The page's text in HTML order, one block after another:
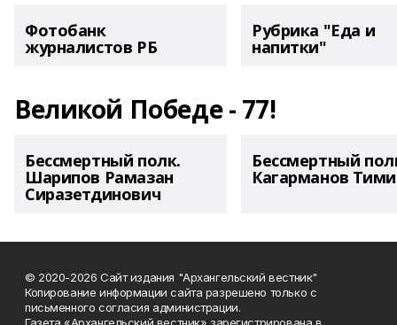
Фотобанк
журналистов РБ
Рубрика "Еда и
напитки"
Великой Победе - 77!
Бессмертный полк.
Шарипов Рамазан
Сиразетдинович
Бессмертный
Кагарманов
© 2020-2026 Сайт издания "Архангельский вестник"
Копирование информации сайта разрешено только с
письменного согласия администрации.